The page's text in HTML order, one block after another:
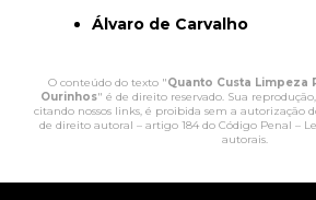
Álvaro de Carvalho
O conteúdo do texto "Quanto Custa Limpeza
Ourinhos" é de direito reservado. Sua
citando nossos links, é proibida sem a autorização
de direito autoral – artigo 184 do Código Penal –
autorais